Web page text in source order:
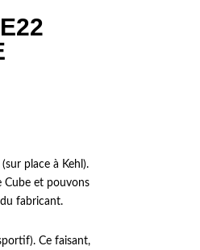
place à Kehl).
Cube et pouvons
fabricant.
Ce faisant,